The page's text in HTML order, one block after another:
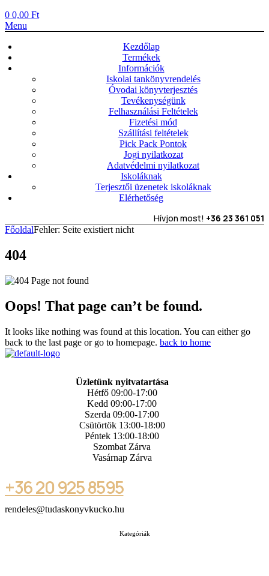
0 0,00 Ft
Menu
Kezdőlap
Termékek
Információk
Iskolai tankönyvrendelés
Óvodai könyvterjesztés
Tevékenységünk
Felhasználási Feltételek
Fizetési mód
Szállítási feltételek
Pick Pack Pontok
Jogi nyilatkozat
Adatvédelmi nyilatkozat
Iskoláknak
Terjesztői üzenetek iskoláknak
Elérhetőség
Hívjon most! +36 23 361 051
FőoldalFehler: Seite existiert nicht
404
Oops! That page can’t be found.
It looks like nothing was found at this location. You can either go
back to the last page or go to homepage. back to home
Üzletünk nyitvatartása
Hétfő 09:00-17:00
Kedd 09:00-17:00
Szerda 09:00-17:00
Csütörtök 13:00-18:00
Péntek 13:00-18:00
Szombat Zárva
Vasárnap Zárva
+36 20 925 8595
rendeles@tudaskonyvkucko.hu
Kategóriák